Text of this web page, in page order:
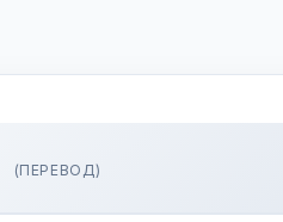
(ПЕРЕВОД)